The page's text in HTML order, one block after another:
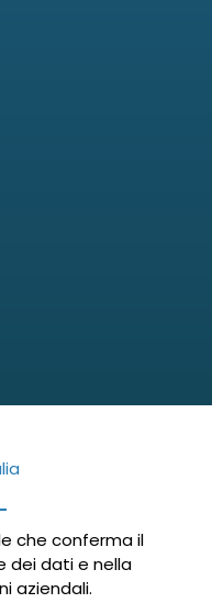
che conferma il
dei dati e nella
aziendali.